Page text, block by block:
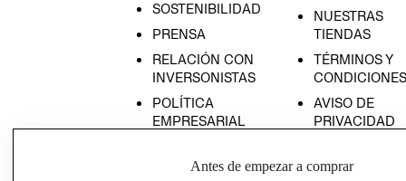
SOSTENIBILIDAD
PRENSA
RELACIÓN CON
INVERSONISTAS
POLÍTICA
EMPRESARIAL
NUESTRAS
TIENDAS
TÉRMINOS Y
CONDICIONES
AVISO DE
PRIVACIDAD
AVISO DE
Antes de empezar a comprar